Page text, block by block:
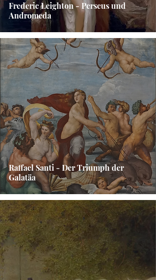
Frederic Leighton - Perseus und
Andromeda
Raffael Santi - Der Triumph der
Galatäa